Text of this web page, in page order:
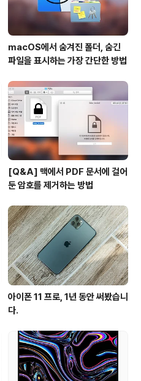
macOS에서 숨겨진 폴더, 숨긴
파일을 표시하는 가장 간단한 방법
[Q&A] 맥에서 PDF 문서에 걸어
둔 암호를 제거하는 방법
아이폰 11 프로, 1년 동안 써봤습니
다.